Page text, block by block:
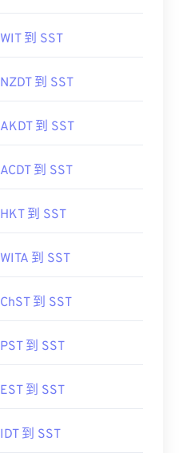
WIT 到 SST
NZDT 到 SST
AKDT 到 SST
ACDT 到 SST
HKT 到 SST
WITA 到 SST
ChST 到 SST
PST 到 SST
EST 到 SST
IDT 到 SST